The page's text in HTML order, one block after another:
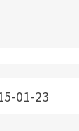
01-23